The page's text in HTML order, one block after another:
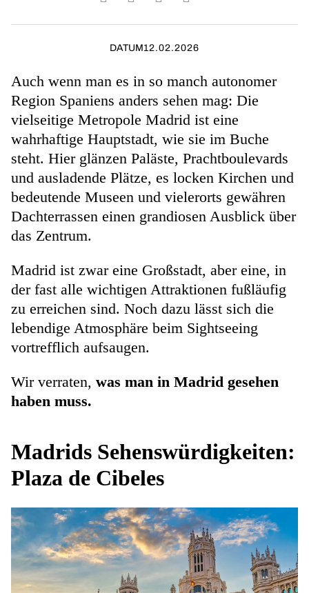
DATUM12.02.2026
Auch wenn man es in so manch autonomer
Region Spaniens anders sehen mag: Die
vielseitige Metropole Madrid ist eine
wahrhaftige Hauptstadt, wie sie im Buche
steht. Hier glänzen Paläste, Prachtboulevards
und ausladende Plätze, es locken Kirchen und
bedeutende Museen und vielerorts gewähren
Dachterrassen einen grandiosen Ausblick über
das Zentrum.
Madrid ist zwar eine Großstadt, aber eine, in
der fast alle wichtigen Attraktionen fußläufig
zu erreichen sind. Noch dazu lässt sich die
lebendige Atmosphäre beim Sightseeing
vortrefflich aufsaugen.
Wir verraten, was man in Madrid gesehen
haben muss.
Madrids Sehenswürdigkeiten:
Plaza de Cibeles